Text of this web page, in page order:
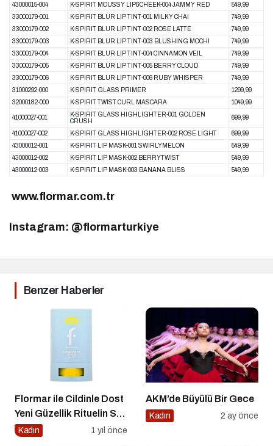
43000015-004
K-SPIRIT MOUSSY LIP&CHEEK-004 JAMMY RED
549,99
33000179-001
K-SPIRIT BLUR LIP TINT-001 MILKY CHAI
749,99
33000179-002
K-SPIRIT BLUR LIP TINT-002 ROSE LATTE
749,99
33000179-003
K-SPIRIT BLUR LIP TINT-003 BLUSHING MOCHI
749,99
33000179-004
K-SPIRIT BLUR LIP TINT-004 CINNAMON VEIL
749,99
33000179-005
K-SPIRIT BLUR LIP TINT-005 BERRY CLOUD
749,99
33000179-006
K-SPIRIT BLUR LIP TINT-006 RUBY WHISPER
749,99
31000292-000
K-SPIRIT GLASS PRIMER
1299,99
32000182-000
K-SPIRIT TWIST CURL MASCARA 1049,99
41000027-001
K-SPIRIT GLASS HIGHLIGHTER-001 GOLDEN
CRUSH
699,99
41000027-002 K-SPIRIT GLASS HIGHLIGHTER-002 ROSE LIGHT
699,99
43000012-001
K-SPIRIT LIP MASK-001 SWIRLYMELON
549,99
43000012-002
K-SPIRIT LIP MASK-002 BERRYTWIST
549,99
43000012-003
K-SPIRIT LIP MASK-003 BANANA BLISS 549,99
www.flormar.com.tr
Instagram: @flormarturkiye
Benzer Haberler
Flormar ile Cildinle Dost
Yeni Güzellik Rituelin Sun
Lovers
Kadın 1 yıl önce
AKM’de Büyülü Bir Gece
Kadın 2 ay önce